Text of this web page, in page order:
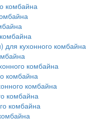
комбайна
для кухонного комбайна
комбайна
комбайна
комбайна
комбайна
комбайна